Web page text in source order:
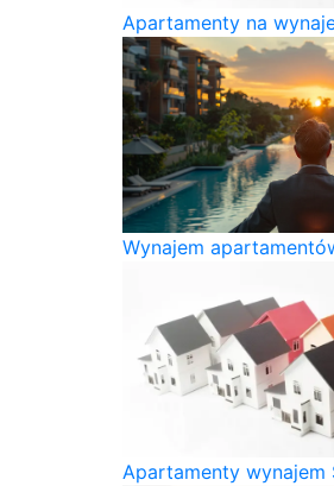
Apartamenty na
Wynajem
Apartamenty wynajem